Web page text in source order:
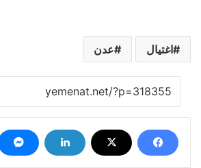
اغتيال عدن